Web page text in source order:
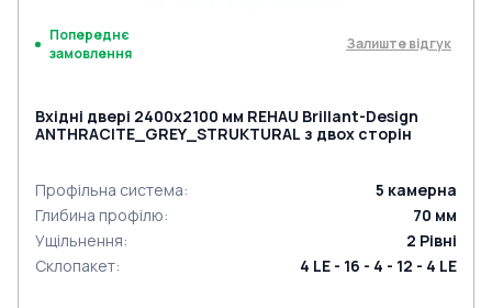
Попереднє
замовлення
Залиште відгук
Вхідні двері 2400x2100 мм REHAU Brillant-Design
ANTHRACITE_GREY_STRUKTURAL з двох сторін
Профільна система: 5 камерна
Глибина профілю: 70 мм
Ущільнення: 2 Рівні
Склопакет: 4 LE - 16 - 4 - 12 - 4 LE